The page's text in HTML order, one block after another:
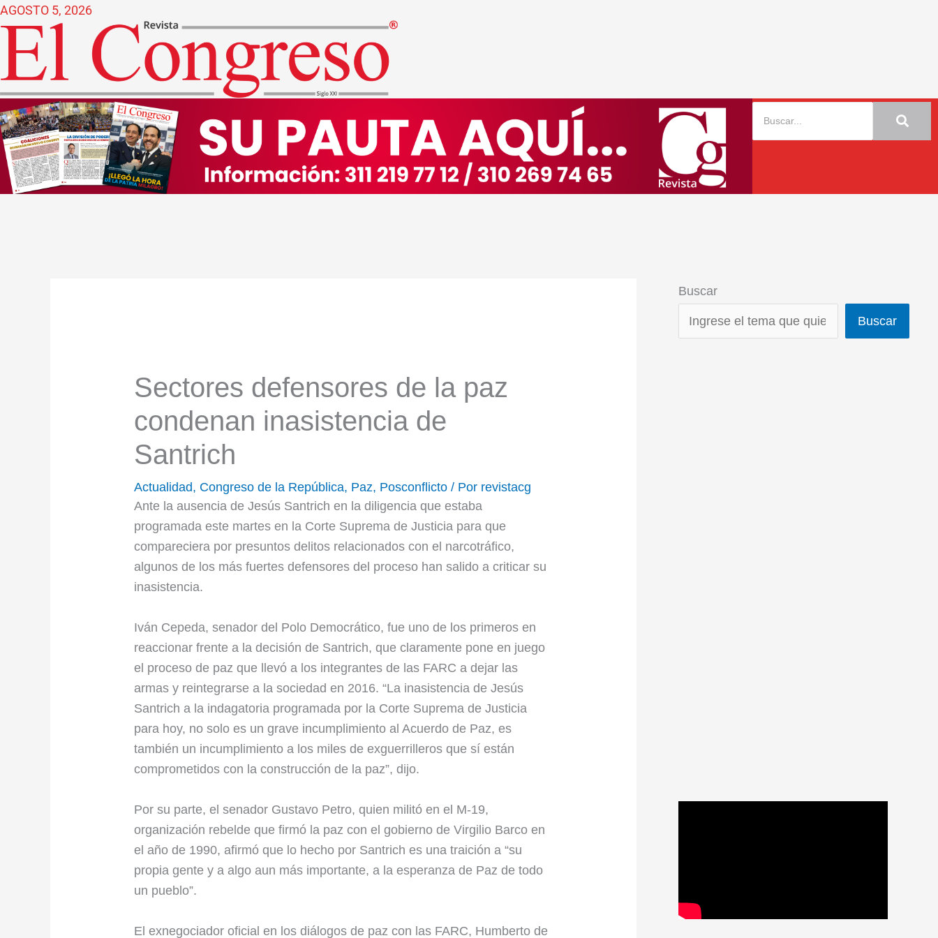
Ir
al
contenido
AGOSTO 5, 2026
Sectores defensores de la paz
condenan inasistencia de
Santrich
Actualidad, Congreso de la República, Paz, Posconflicto / Por revistacg
Ante la ausencia de Jesús Santrich en la diligencia que estaba
programada este martes en la Corte Suprema de Justicia para que
compareciera por presuntos delitos relacionados con el narcotráfico,
algunos de los más fuertes defensores del proceso han salido a criticar su
inasistencia.
Iván Cepeda, senador del Polo Democrático, fue uno de los primeros en
reaccionar frente a la decisión de Santrich, que claramente pone en juego
el proceso de paz que llevó a los integrantes de las FARC a dejar las
armas y reintegrarse a la sociedad en 2016. “La inasistencia de Jesús
Santrich a la indagatoria programada por la Corte Suprema de Justicia
para hoy, no solo es un grave incumplimiento al Acuerdo de Paz, es
también un incumplimiento a los miles de exguerrilleros que sí están
comprometidos con la construcción de la paz”, dijo.
Por su parte, el senador Gustavo Petro, quien militó en el M-19,
organización rebelde que firmó la paz con el gobierno de Virgilio Barco en
el año de 1990, afirmó que lo hecho por Santrich es una traición a “su
propia gente y a algo aun más importante, a la esperanza de Paz de todo
un pueblo”.
El exnegociador oficial en los diálogos de paz con las FARC, Humberto de
Buscar
Buscar